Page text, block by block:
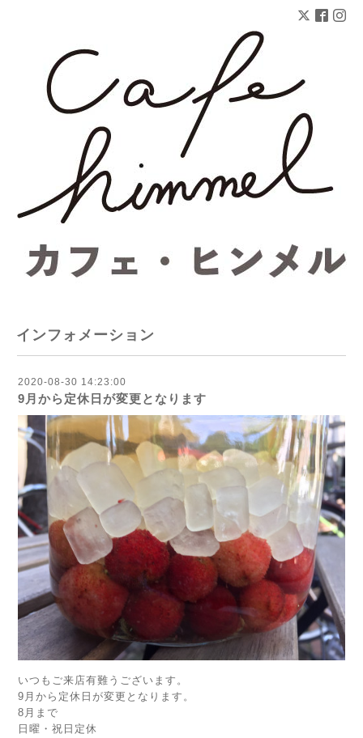
インフォメーション
2020-08-30 14:23:00
9月から定休日が変更となります
いつもご来店有難うございます。
9月から定休日が変更となります。
8月まで
日曜・祝日定休